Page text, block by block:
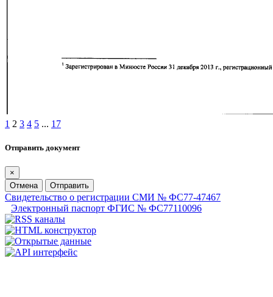
1 2 3 4 5 ... 17
Отправить документ
×
Отмена
Отправить
Свидетельство о регистрации СМИ № ФС77-47467
Электронный паспорт ФГИС № ФС77110096